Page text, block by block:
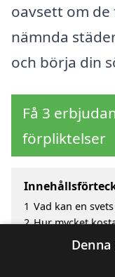
oavsett om de
nämnda
och börja din
Få 3
förpliktelser
1 Vad kan en
2 Hur mycket
Fördelar med
Sök efter en